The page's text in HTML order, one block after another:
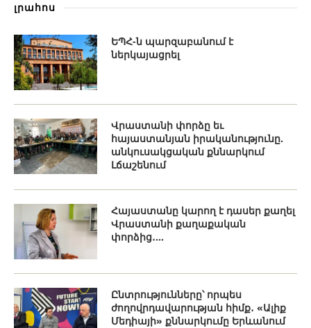
լրահոս
ԵՊՀ-ն պարզաբանում է
ներկայացրել
Վրաստանի փորձը եւ
հայաստանյան իրականությունը.
անկուսակցական քննարկում
Լճաշենում
Հայաստանը կարող է դասեր քաղել
Վրաստանի քաղաքական
փորձից․...
Ընտրությունները՝ որպես
ժողովրդավարության հիմք․ «Ալիք
Մեդիայի» քննարկումը Երևանում